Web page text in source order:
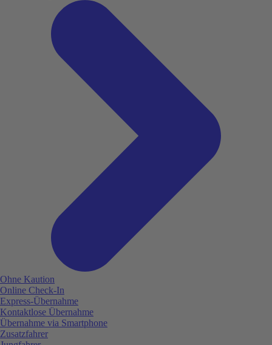
Ohne Kaution
Online Check-In
Express-Übernahme
Kontaktlose Übernahme
Übernahme via Smartphone
Zusatzfahrer